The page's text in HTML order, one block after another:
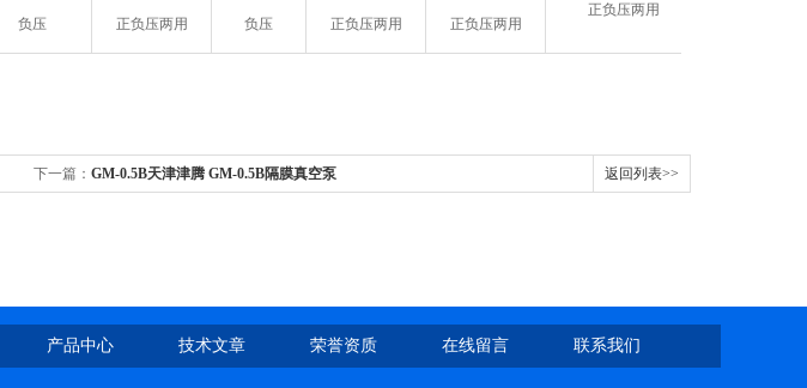
负压 正负压两用 负压 正负压两用 正负压两用
正负压两用
下一篇： GM-0.5B天津津腾 GM-0.5B隔膜真空泵 返回列表>>
产品中心 技术文章 荣誉资质 在线留言 联系我们